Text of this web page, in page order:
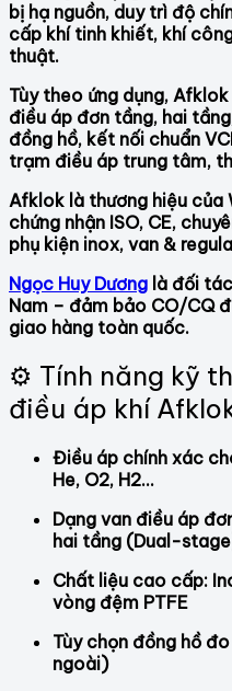
bị hạ nguồn, duy trì độ
cấp khí tinh khiết, khí
thuật.
Tùy theo ứng dụng,
điều áp đơn tầng, hai
đồng hồ, kết nối chuẩn
trạm điều áp trung tâm,
Afklok là thương hiệu của
chứng nhận ISO, CE,
phụ kiện inox, van &
Ngọc Huy Dương là đối
Nam – đảm bảo CO/CQ
giao hàng toàn quốc.
⚙️ Tính năng kỹ
điều áp khí
Điều áp chính xác
He, O2, H2…
Dạng van điều áp
hai tầng (Dual-
Chất liệu cao cấp:
vòng đệm PTFE
Tùy chọn đồng hồ
ngoài)